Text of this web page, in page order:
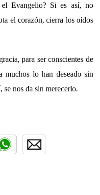
Evangelio? Si es así, no
el corazón, cierra los oídos
para ser conscientes de
lo han deseado sin
nos da sin merecerlo.